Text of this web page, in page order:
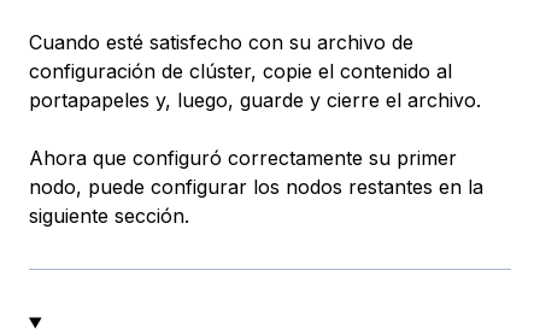
Cuando esté satisfecho con su archivo de
configuración de clúster, copie el contenido al
portapapeles y, luego, guarde y cierre el archivo.
Ahora que configuró correctamente su primer
nodo, puede configurar los nodos restantes en la
siguiente sección.